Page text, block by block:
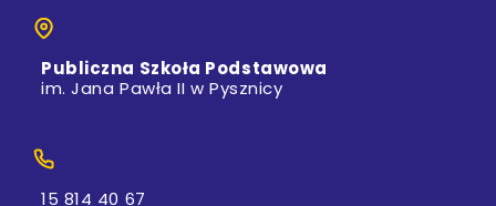
Publiczna Szkoła Podstawowa
im. Jana Pawła II w Pysznicy
15 814 40 67